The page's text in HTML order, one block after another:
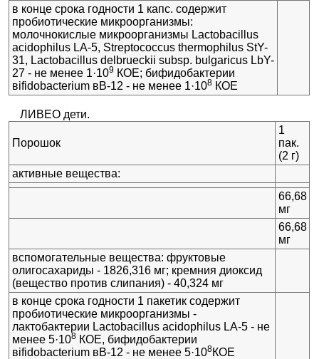
в конце срока годности 1 капс. содержит
пробиотические микроорганизмы:
молочнокислые микроорганизмы Lactobacillus
acidophilus LA-5, Streptococcus thermophilus StY-
31, Lactobacillus delbrueckii subsp. bulgaricus LbY-
27 - не менее 1·109КОЕ; бифидобактерии
вifidobacterium вB-12 - не менее 1·108КОЕ
ЛИВЕО дети.
Порошок
1
пак.
(2 г)
активные вещества:
66,68
мг
66,68
мг
вспомогательные вещества: фруктовые
олигосахариды - 1826,316 мг; кремния диоксид
(вещество против слипания) - 40,324 мг
в конце срока годности 1 пакетик содержит
пробиотические микроорганизмы -
лактобактерии Lactobacillus acidophilus LA-5 - не
менее 5·108КОЕ, бифидобактерии
вifidobacterium вB-12 - не менее 5·108КОЕ